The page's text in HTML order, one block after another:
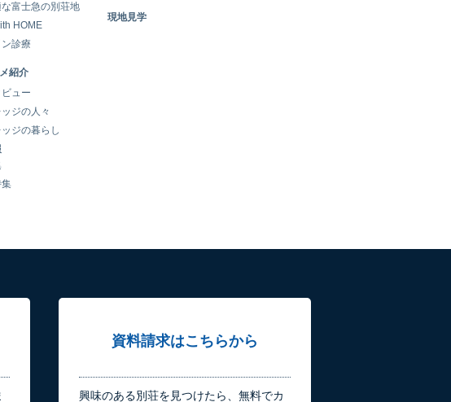
富士急の別荘地
HOME
診療
紹介
ュー
ジの人々
ジの暮らし
集
現地見学
資料請求はこちらから
興味のある別荘を見つけたら、無料でカ